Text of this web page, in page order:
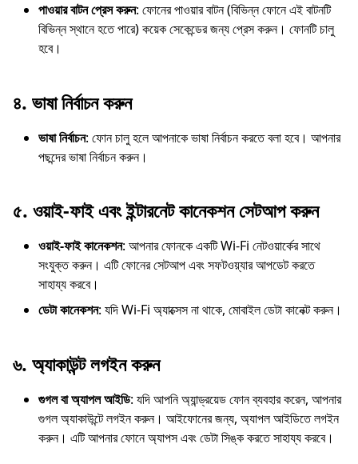
পাওয়ার বাটন প্রেস করুন: ফোনের পাওয়ার বাটন (বিভিন্ন ফোনে এই বাটনটি
বিভিন্ন স্থানে হতে পারে) কয়েক সেকেন্ডের জন্য প্রেস করুন। ফোনটি চালু
হবে।
৪. ভাষা নির্বাচন করুন
ভাষা নির্বাচন: ফোন চালু হলে আপনাকে ভাষা নির্বাচন করতে বলা হবে। আপনার
পছন্দের ভাষা নির্বাচন করুন।
৫. ওয়াই-ফাই এবং ইন্টারনেট কানেকশন সেটআপ করুন
ওয়াই-ফাই কানেকশন: আপনার ফোনকে একটি Wi-Fi নেটওয়ার্কের সাথে
সংযুক্ত করুন। এটি ফোনের সেটআপ এবং সফটওয়্যার আপডেট করতে
সাহায্য করবে।
ডেটা কানেকশন: যদি Wi-Fi অ্যাক্সেস না থাকে, মোবাইল ডেটা কানেক্ট করুন।
৬. অ্যাকাউন্ট লগইন করুন
গুগল বা অ্যাপল আইডি: যদি আপনি অ্যান্ড্রয়েড ফোন ব্যবহার করেন, আপনার
গুগল অ্যাকাউন্টে লগইন করুন। আইফোনের জন্য, অ্যাপল আইডিতে লগইন
করুন। এটি আপনার ফোনে অ্যাপস এবং ডেটা সিঙ্ক করতে সাহায্য করবে।